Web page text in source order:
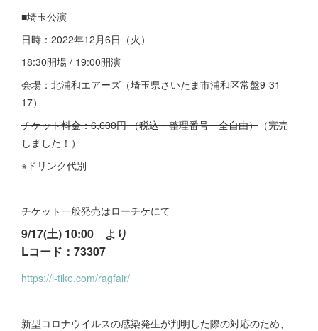
■埼玉公演
日時：2022年12月6日（火）
18:30開場 / 19:00開演
会場：北浦和エアーズ（埼玉県さいたま市浦和区常盤9-31-
17）
チケット料金：6,600円 （税込・整理番号・全自由） （完売
しました！）
※ドリンク代別
チケット一般発売はローチケにて
9/17(土) 10:00 より
Lコード：73307
https://l-tike.com/ragfair/
新型コロナウイルスの感染発生が判明した際の対応のため、